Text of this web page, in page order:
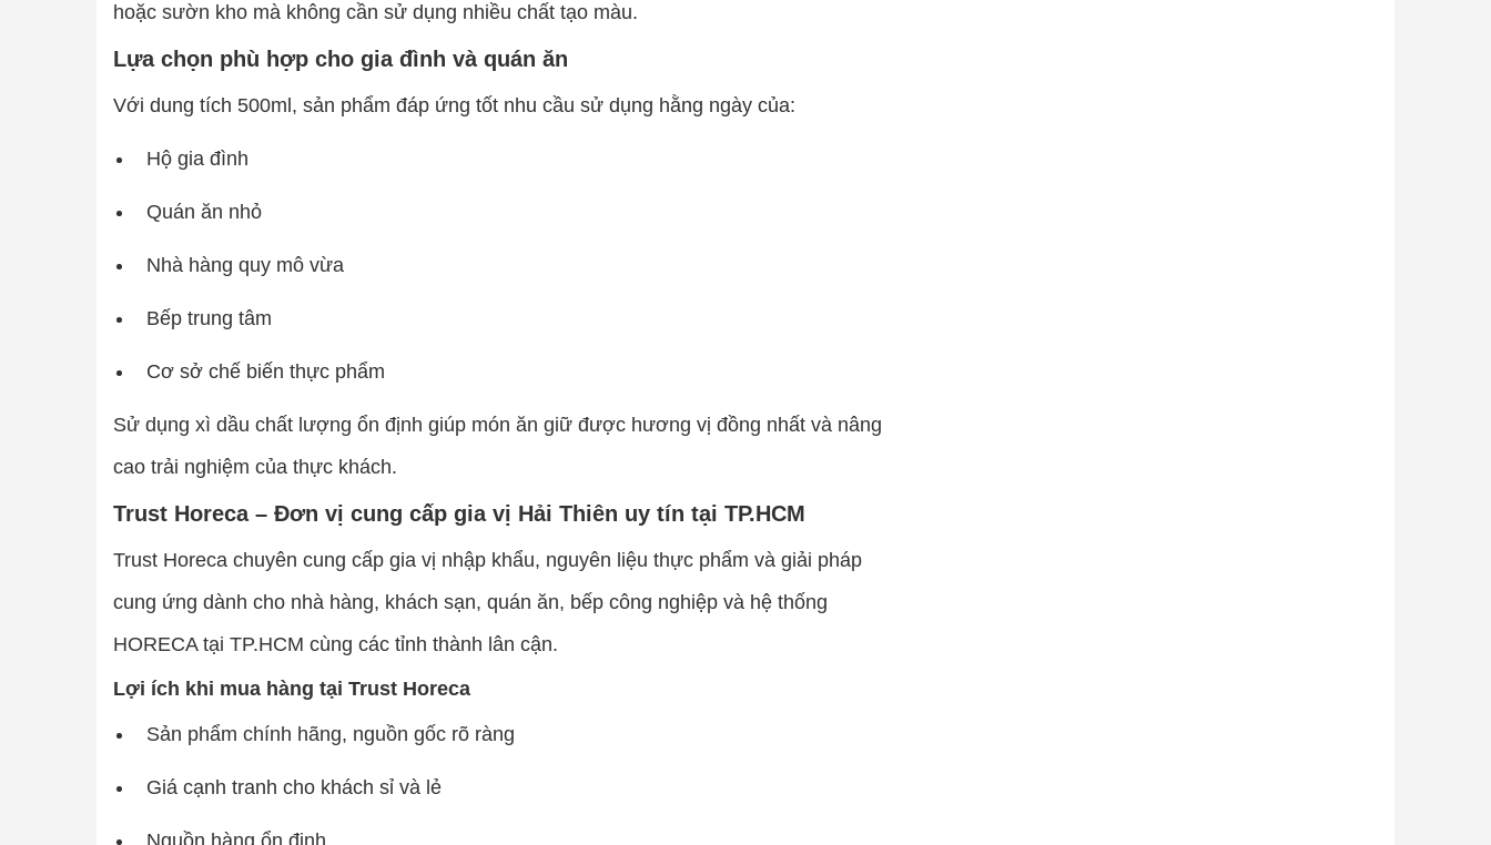
hoặc sườn kho mà không cần sử dụng nhiều chất tạo màu.
Lựa chọn phù hợp cho gia đình và quán ăn
Với dung tích 500ml, sản phẩm đáp ứng tốt nhu cầu sử dụng hằng ngày của:
Hộ gia đình
Quán ăn nhỏ
Nhà hàng quy mô vừa
Bếp trung tâm
Cơ sở chế biến thực phẩm
Sử dụng xì dầu chất lượng ổn định giúp món ăn giữ được hương vị đồng nhất và nâng
cao trải nghiệm của thực khách.
Trust Horeca – Đơn vị cung cấp gia vị Hải Thiên uy tín tại TP.HCM
Trust Horeca chuyên cung cấp gia vị nhập khẩu, nguyên liệu thực phẩm và giải pháp
cung ứng dành cho nhà hàng, khách sạn, quán ăn, bếp công nghiệp và hệ thống
HORECA tại TP.HCM cùng các tỉnh thành lân cận.
Lợi ích khi mua hàng tại Trust Horeca
Sản phẩm chính hãng, nguồn gốc rõ ràng
Giá cạnh tranh cho khách sỉ và lẻ